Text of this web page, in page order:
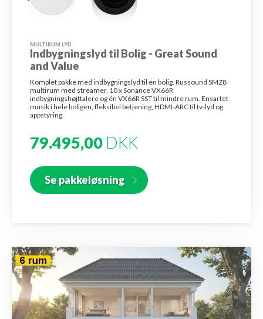
MULTIRUM LYD
Indbygningslyd til Bolig - Great Sound
and Value
Komplet pakke med indbygningslyd til en bolig. Russound SMZ8
multirum med streamer, 10 x Sonance VX66R
indbygningshøjttalere og én VX66R SST til mindre rum. Ensartet
musik i hele boligen, fleksibel betjening, HDMI-ARC til tv-lyd og
appstyring.
79.495,00 DKK
Se pakkeløsning